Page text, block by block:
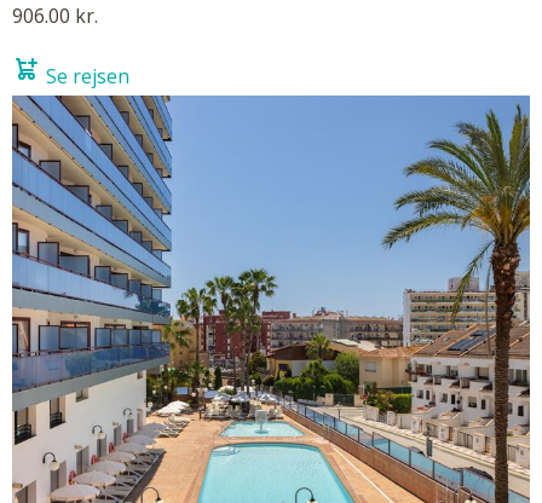
906.00 kr.
Se rejsen